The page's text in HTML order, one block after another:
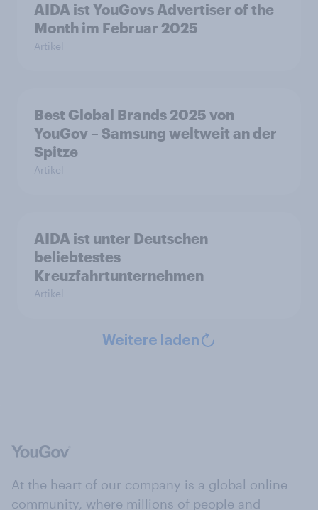
AIDA ist YouGovs Advertiser of the
Month im Februar 2025
Artikel
Best Global Brands 2025 von
YouGov – Samsung weltweit an der
Spitze
Artikel
AIDA ist unter Deutschen
beliebtestes
Kreuzfahrtunternehmen
Artikel
Weitere laden
At the heart of our company is a global online
community, where millions of people and